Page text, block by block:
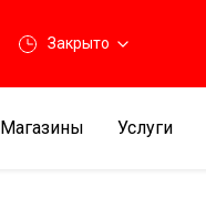
Закрыто
Магазины Услуги